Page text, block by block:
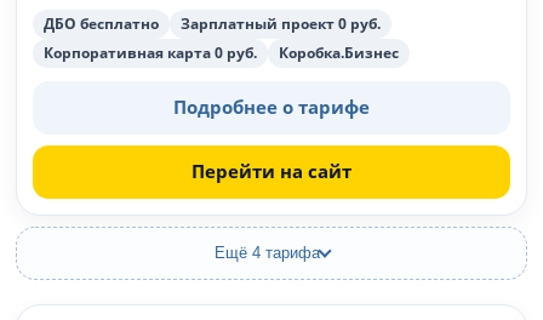
ДБО бесплатно
Зарплатный проект 0 руб.
Корпоративная карта 0 руб.
Коробка.Бизнес
Подробнее о тарифе
Перейти на сайт
Ещё 4 тарифа